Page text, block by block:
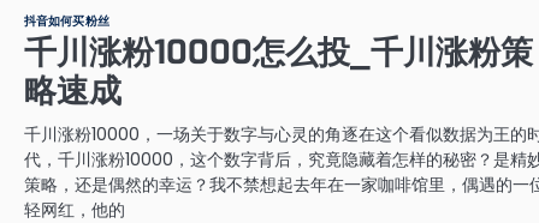
抖音如何买粉丝
千川涨粉10000怎么投_千川涨粉策
略速成
千川涨粉10000，一场关于数字与心灵的角逐在这个看似数据为王的
代，千川涨粉10000，这个数字背后，究竟隐藏着怎样的秘密？是精
策略，还是偶然的幸运？我不禁想起去年在一家咖啡馆里，偶遇的一
轻网红，他的